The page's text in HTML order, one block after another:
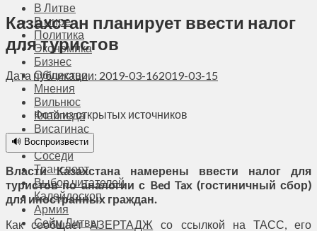
В Литве
В мире
Политика
Экономика
Бизнес
Общество
Мнения
Вильнюс
Клайпеда
Висагинас
Регионы
Соседи
Транспорт
Выбор читателей
Калейдоскоп
Армия
Сейм Литвы
Казахстан планирует ввести налог
для туристов
Дата публикации: 2019-03-162019-03-15
Фото из открытых источников
🔊 Воспроизвести
Власти Казахстана намерены ввести налог для
туристов по аналогии с Bed Tax (гостиничный сбор)
для иностранных граждан.
Как сообщаетАЗЕРТАДЖ со ссылкой на ТАСС, его